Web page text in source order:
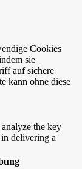
Cookies
sie
auf sichere
kann ohne diese
the key
delivering a